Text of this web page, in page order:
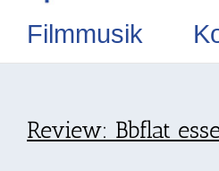
Filmmusik
Review: Bbflat